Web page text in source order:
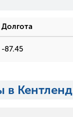
Долгота
-87.45
в Кентленд